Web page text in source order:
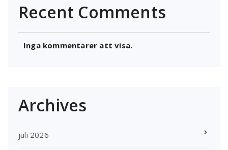
Recent Comments
Inga kommentarer att visa.
Archives
juli 2026